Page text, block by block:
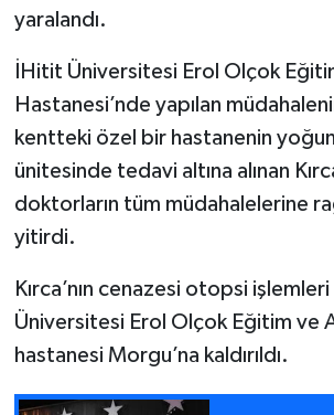
yaralandı.
İHitit Üniversitesi Erol Olçok
Hastanesi’nde yapılan
kentteki özel bir hastanenin yoğun
ünitesinde tedavi altına alınan
doktorların tüm müdahalelerine
yitirdi.
Kırca’nın cenazesi otopsi
Üniversitesi Erol Olçok Eğitim ve
hastanesi Morgu’na kaldırıldı.